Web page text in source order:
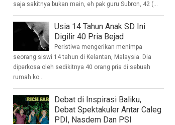
saja sakitnya bukan main, eh pak guru Subron, 42 (...
Usia 14 Tahun Anak SD Ini
Digilir 40 Pria Bejad
Peristiwa mengerikan menimpa
seorang siswi 14 tahun di Kelantan, Malaysia. Dia
diperkosa oleh sedikitnya 40 orang pria di sebuah
rumah ko...
Debat di Inspirasi Baliku,
Debat Spektakuler Antar Caleg
PDI, Nasdem Dan PSI